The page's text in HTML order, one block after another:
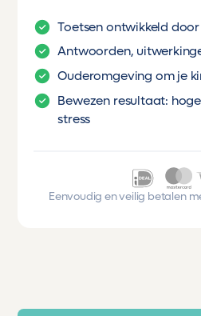
Toetsen ontwikkeld
Antwoorden,
Ouderomgeving om je
Bewezen resultaat:
stress
Eenvoudig en veilig betalen